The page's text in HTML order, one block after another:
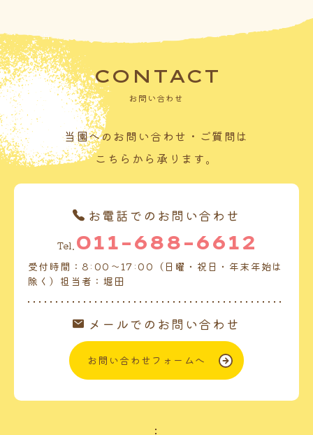
CONTACT
お問い合わせ
当園へのお問い合わせ・ご質問は
こちらから承ります。
お電話でのお問い合わせ
Tel. 011-688-6612
受付時間：8:00～17:00（日曜・祝日・年末年始は
除く）担当者：堀田
メールでのお問い合わせ
お問い合わせフォームへ